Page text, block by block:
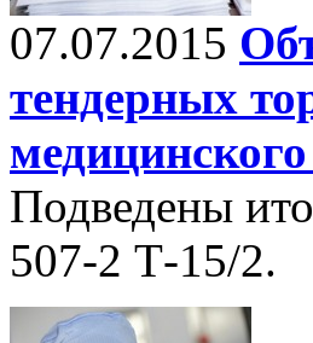
07.07.2015
тендерных
Подведены
507-2 Т-15/2.